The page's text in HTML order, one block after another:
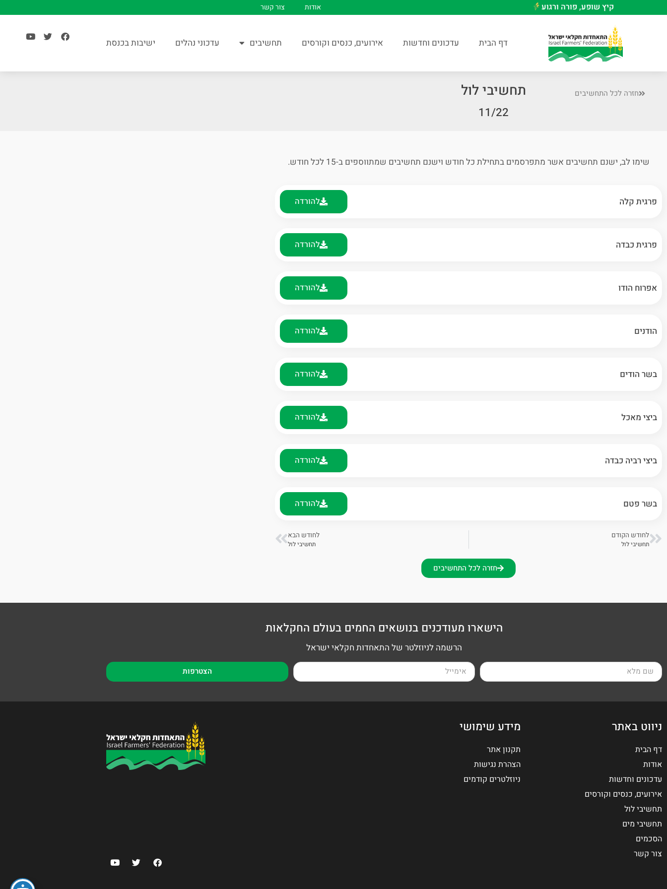
קיץ שופע, פורה ורגוע אודות צור קשר
דף הבית עדכונים וחדשות אירועים, כנסים וקורסים תחשיבים עדכוני נהלים ישיבות בכנסת
חזרה לכל התחשיבים תחשיבי לול
11/22
שימו לב, ישנם תחשיבים אשר מתפרסמים בתחילת כל חודש וישנם תחשיבים שמתווספים ב-15 לכל חודש.
פרגית קלה להורדה
פרגית כבדה להורדה
אפרוח הודו להורדה
הודנים להורדה
בשר הודים להורדה
ביצי מאכל להורדה
ביצי רביה כבדה להורדה
בשר פטם להורדה
לחודש הקודם
תחשיבי לול
לחודש הבא
תחשיבי לול
חזרה לכל התחשיבים
הישארו מעודכנים בנושאים החמים בעולם החקלאות
הרשמה לניוזלטר של התאחדות חקלאי ישראל
הצטרפות
ניווט באתר
דף הבית
אודות
עדכונים וחדשות
אירועים, כנסים וקורסים
תחשיבי לול
תחשיבי מים
הסכמים
צור קשר
מידע שימושי
תקנון אתר
הצהרת נגישות
ניוזלטרים קודמים